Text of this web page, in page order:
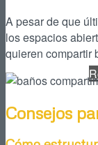
A pesar de que
los espacios
quieren compartir
Consejos